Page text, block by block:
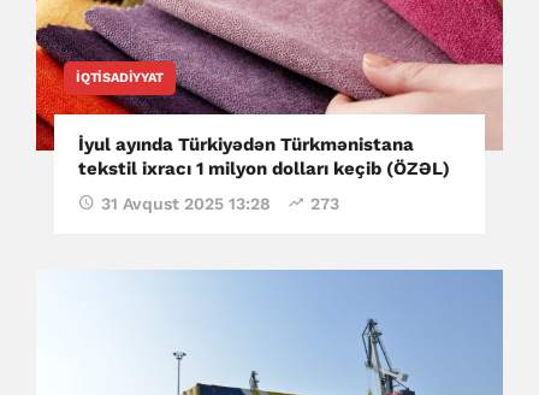
İQTISADIYYAT
İyul ayında Türkiyədən Türkmənistana
tekstil ixracı 1 milyon dolları keçib (ÖZƏL)
31 Avqust 2025 13:28 273